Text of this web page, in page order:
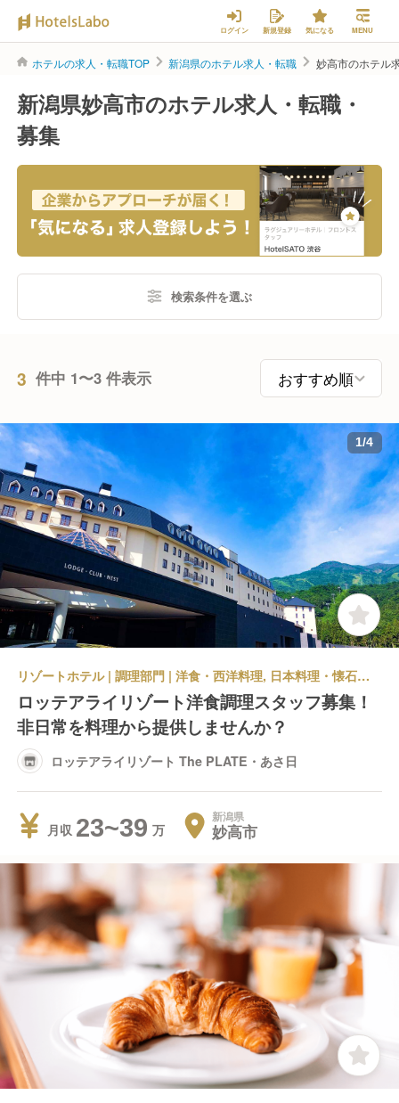
ログイン 新規登録 気になる MENU
ホテルの求人・転職TOP 新潟県のホテル求人・転職 妙高市のホテル
新潟県妙高市のホテル求人・転職・
募集
検索条件を選ぶ
3 件中 1〜3 件表示
1/4
リゾートホテル | 調理部門 | 洋食・西洋料理, 日本料理・懐石料理 | キッチンスタッフ | ロッテアライリゾート The PLATE・あさ日
ロッテアライリゾート洋食調理スタッフ募集！
非日常を料理から提供しませんか？
ロッテアライリゾート The PLATE・あさ日
月収 23~39 新潟県
妙高市